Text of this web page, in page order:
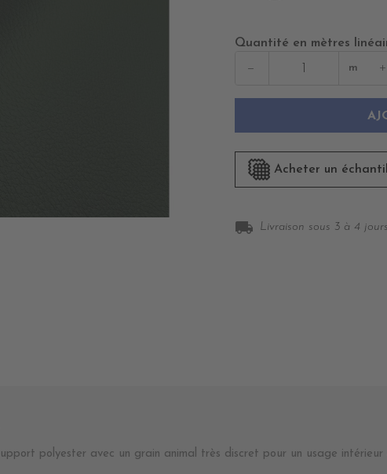
Quantité en mètres
− m +
Acheter un
local_shipping Livraison sous 3 à 4
polyester avec un grain animal très discret pour un usage